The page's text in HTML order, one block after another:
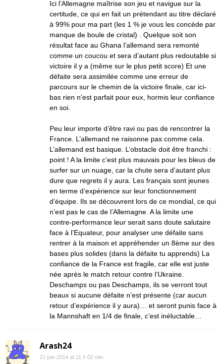
Ici l’Allemagne maîtrise son jeu et navigue sur la
certitude, ce qui en fait un prétendant au titre déclaré
à 99% pour ma part (les 1 % je vous les concède par
manque de boule de cristal) . Quelque soit son
résultat face au Ghana l’allemand sera remonté
comme un coucou et sera d’autant plus redoutable si
victoire il y a (même sur le plus petit score) Et une
défaite sera assimilée comme une erreur de
parcours sur le chemin de la victoire finale, car ici-
bas rien n’est parfait pour eux, hormis leur confiance
en soi.
Peu leur importe d’être ravi ou pas de rencontrer la
France. L’allemand ne raisonne pas comme cela.
L’allemand est basique. L’obstacle doit être franchi :
point ! A la limite c’est plus mauvais pour les bleus de
surfer sur un nuage, car la chute sera d’autant plus
dure que regrets il y aura. Les français sont jeunes
en terme d’expérience sur leur fonctionnement
d’équipe. Ils se découvrent lors de ce mondial, ce qui
n’est pas le cas de l’Allemagne. A la limite une
contre-performance leur serait sans doute salutaire
face à l’Equateur, pour analyser une défaite sans
rentrer à la maison et appréhender un 8ème sur des
bases plus solides (dans la défaite tu apprends) La
confiance de la France est fragile, car elle est juste
née après le match retour contre l’Ukraine.
Deschamps ou pas Deschamps, ils se verront tout
beaux si aucune défaite n’est présente (car aucun
retour d’expérience il y aura)… et seront punis face à
la Mannshaft en 1/4 de finale, c’est inéluctable…
Arash24
21 juin 2014 at 11 h 02 min